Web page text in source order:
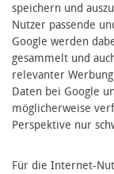
speichern und
Nutzer passende
Google werden
gesammelt und
relevanter
Daten bei Google
möglicherweise
Perspektive nur
Für die Internet-